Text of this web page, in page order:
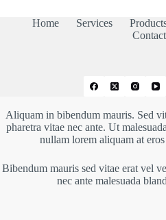
Home Services
Contact
Aliquam in bibendum mauris. Sed
pharetra vitae nec ante. Ut
nullam lorem aliquam at
Bibendum mauris sed vitae erat vel
nec ante malesuada